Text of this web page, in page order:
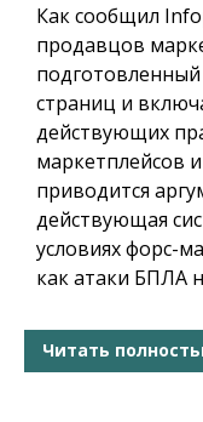
Как сообщил
продавцов
страниц и
действующих
маркетплейсов
приводится
действующая
условиях форс-
как атаки БПЛА
Читать